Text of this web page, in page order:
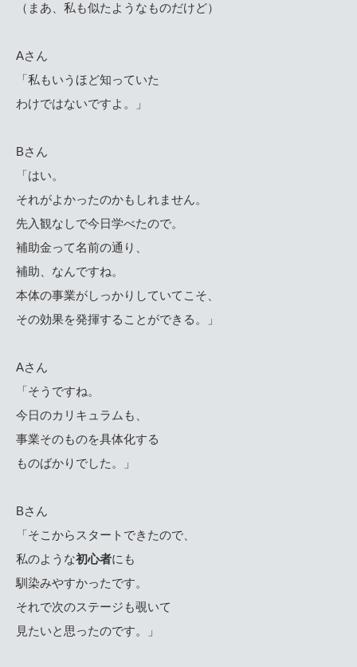
（まあ、私も似たようなものだけど）
Aさん
「私もいうほど知っていた
わけではないですよ。」
Bさん
「はい。
それがよかったのかもしれません。
先入観なしで今日学べたので。
補助金って名前の通り、
補助、なんですね。
本体の事業がしっかりしていてこそ、
その効果を発揮することができる。」
Aさん
「そうですね。
今日のカリキュラムも、
事業そのものを具体化する
ものばかりでした。」
Bさん
「そこからスタートできたので、
私のような初心者にも
馴染みやすかったです。
それで次のステージも覗いて
見たいと思ったのです。」